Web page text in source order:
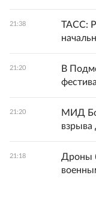
21:38
ТАСС:
21:20
В
21:20
МИД
взрыва
21:18
Дроны